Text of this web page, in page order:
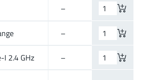
–
–
I 2.4 GHz –